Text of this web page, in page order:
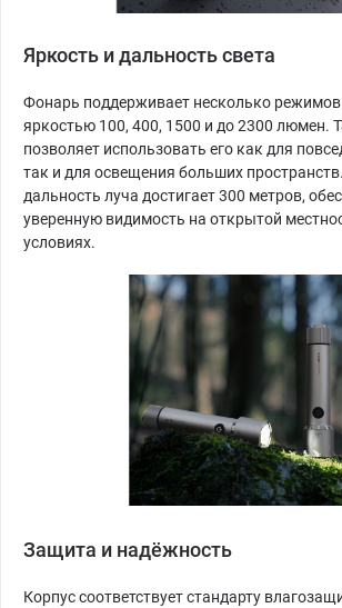
Яркость и дальность света
Фонарь поддерживает несколько
яркостью 100, 400, 1500 и до 2300 люмен.
позволяет использовать его как для
так и для освещения больших
дальность луча достигает 300 метров,
уверенную видимость на открытой
условиях.
Защита и надёжность
Корпус соответствует стандарту